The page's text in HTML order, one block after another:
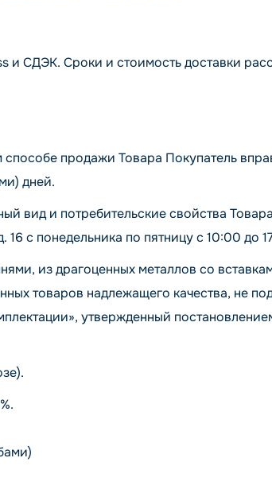
СДЭК. Сроки и стоимость доставки
продажи Товара Покупатель
дней.
вид и потребительские свойства
с понедельника по пятницу с 10:00 до
из драгоценных металлов со
товаров надлежащего качества, не
утвержденный